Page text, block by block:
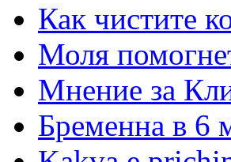
Как чистите
Моля
Мнение за
Бременна в 6